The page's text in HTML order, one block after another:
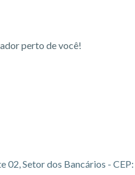
perto de você!
02, Setor dos Bancários - CEP: